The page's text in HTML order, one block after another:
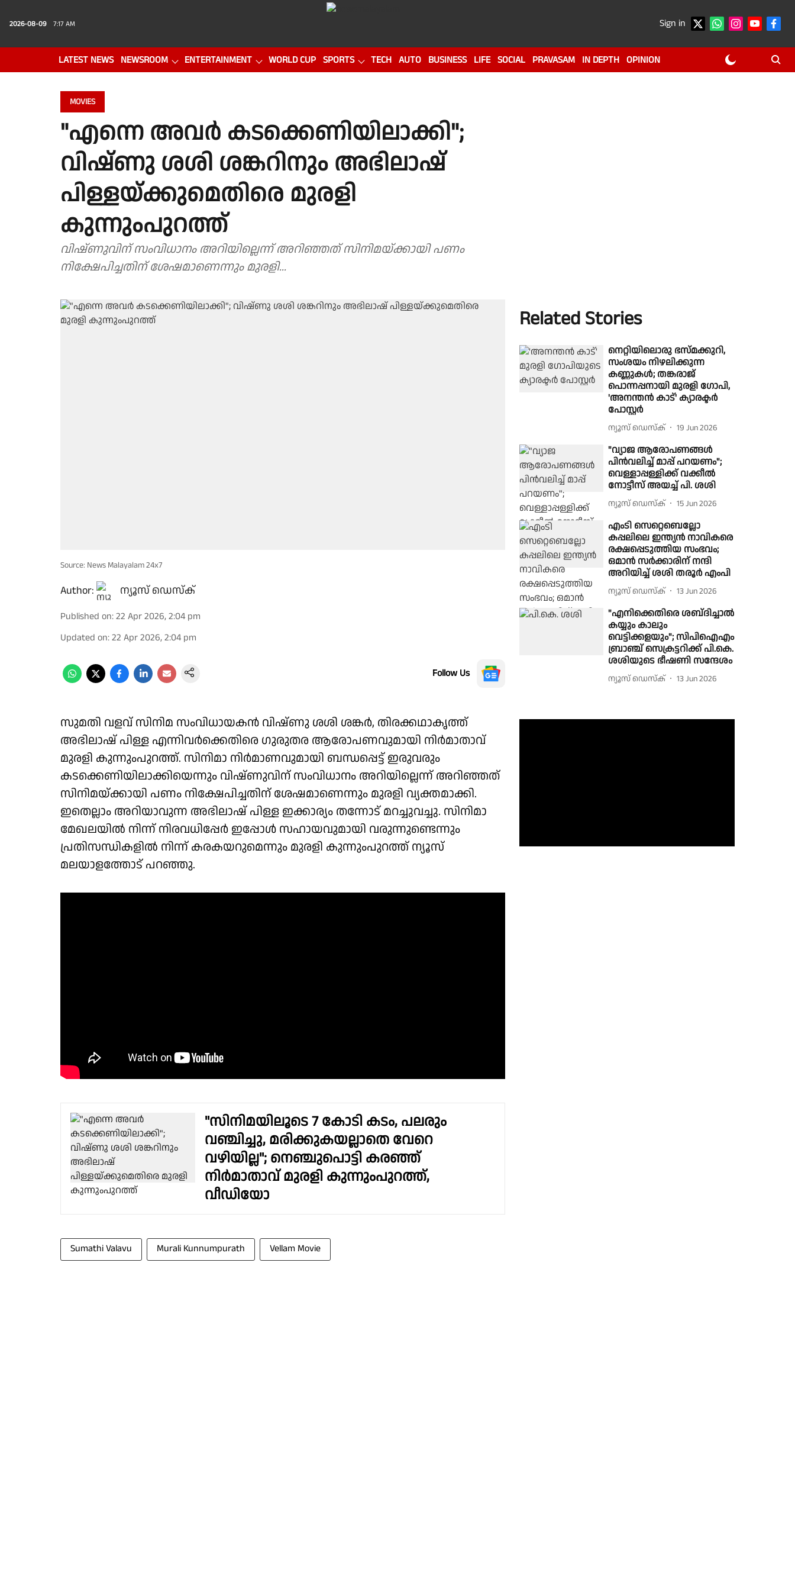
2026-08-09 7:17 AM Sign in
LATEST NEWS NEWSROOM ENTERTAINMENT WORLD CUP SPORTS TECH AUTO BUSINESS LIFE SOCIAL PRAVASAM IN DEPTH OPINION
MOVIES
"എന്നെ അവർ കടക്കെണിയിലാക്കി";
വിഷ്ണു ശശി ശങ്കറിനും അഭിലാഷ്
പിള്ളയ്ക്കുമെതിരെ മുരളി
കുന്നുംപുറത്ത്
വിഷ്ണുവിന് സംവിധാനം അറിയില്ലെന്ന് അറിഞ്ഞത് സിനിമയ്ക്കായി പണം
നിക്ഷേപിച്ചതിന് ശേഷമാണെന്നും മുരളി...
Source: News Malayalam 24x7
Author: ന്യൂസ് ഡെസ്ക്
Published on:22 Apr 2026, 2:04 pm
Updated on:22 Apr 2026, 2:04 pm
Follow Us
സുമതി വളവ് സിനിമ സംവിധായകൻ വിഷ്ണു ശശി ശങ്കർ, തിരക്കഥാകൃത്ത്
അഭിലാഷ് പിള്ള എന്നിവർക്കെതിരെ ഗുരുതര ആരോപണവുമായി നിർമാതാവ്
മുരളി കുന്നുംപുറത്ത്. സിനിമാ നിർമാണവുമായി ബന്ധപ്പെട്ട് ഇരുവരും
കടക്കെണിയിലാക്കിയെന്നും വിഷ്ണുവിന് സംവിധാനം അറിയില്ലെന്ന് അറിഞ്ഞത്
സിനിമയ്ക്കായി പണം നിക്ഷേപിച്ചതിന് ശേഷമാണെന്നും മുരളി വ്യക്തമാക്കി.
ഇതെല്ലാം അറിയാവുന്ന അഭിലാഷ് പിള്ള ഇക്കാര്യം തന്നോട് മറച്ചുവച്ചു. സിനിമാ
മേഖലയിൽ നിന്ന് നിരവധിപ്പേർ ഇപ്പോൾ സഹായവുമായി വരുന്നുണ്ടെന്നും
പ്രതിസന്ധികളിൽ നിന്ന് കരകയറുമെന്നും മുരളി കുന്നുംപുറത്ത് ന്യൂസ്
മലയാളത്തോട് പറഞ്ഞു.
​"സിനിമയിലൂടെ 7 കോടി കടം, പലരും
വഞ്ചിച്ചു, മരിക്കുകയല്ലാതെ വേറെ
വഴിയില്ല"; നെഞ്ചുപൊട്ടി കരഞ്ഞ്
നിര്‍മാതാവ് മുരളി കുന്നുംപുറത്ത്,
വീഡിയോ
Sumathi Valavu Murali Kunnumpurath Vellam Movie
Related Stories
നെറ്റിയിലൊരു ഭസ്മക്കുറി,
സംശയം നിഴലിക്കുന്ന
കണ്ണുകള്‍; തങ്കരാജ്
പൊന്നപ്പനായി മുരളി ഗോപി,
'അനന്തൻ കാട്' ക്യാരക്ടർ
പോസ്റ്റർ
ന്യൂസ് ഡെസ്ക് 19 Jun 2026
"വ്യാജ ആരോപണങ്ങള്‍
പിന്‍വലിച്ച് മാപ്പ് പറയണം";
വെള്ളാപ്പള്ളിക്ക് വക്കീല്‍
നോട്ടീസ് അയച്ച് പി. ശശി
ന്യൂസ് ഡെസ്ക് 15 Jun 2026
എംടി സെറ്റെബെല്ലോ
കപ്പലിലെ ഇന്ത്യൻ നാവികരെ
രക്ഷപ്പെടുത്തിയ സംഭവം;
ഒമാൻ സർക്കാരിന് നന്ദി
അറിയിച്ച് ശശി തരൂർ എംപി
ന്യൂസ് ഡെസ്ക് 13 Jun 2026
"എനിക്കെതിരെ ശബ്‌ദിച്ചാൽ
കയ്യും കാലും
വെട്ടിക്കളയും"; സിപിഐഎം
ബ്രാഞ്ച് സെക്രട്ടറിക്ക് പി.കെ.
ശശിയുടെ ഭീഷണി സന്ദേശം
ന്യൂസ് ഡെസ്ക് 13 Jun 2026